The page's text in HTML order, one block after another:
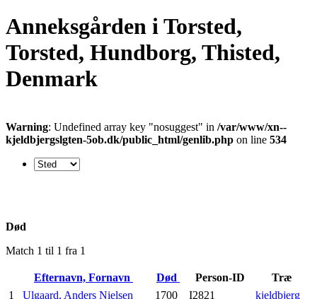
Anneksgården i Torsted,
Torsted, Hundborg, Thisted,
Denmark
Warning: Undefined array key "nosuggest" in /var/www/xn--
kjeldbjergslgten-5ob.dk/public_html/genlib.php on line 534
Død
Match 1 til 1 fra 1
Efternavn, Fornavn Død Person-ID
Træ
1
Ulgaard, Anders Nielsen 1700 I2821 kjeldbjerg